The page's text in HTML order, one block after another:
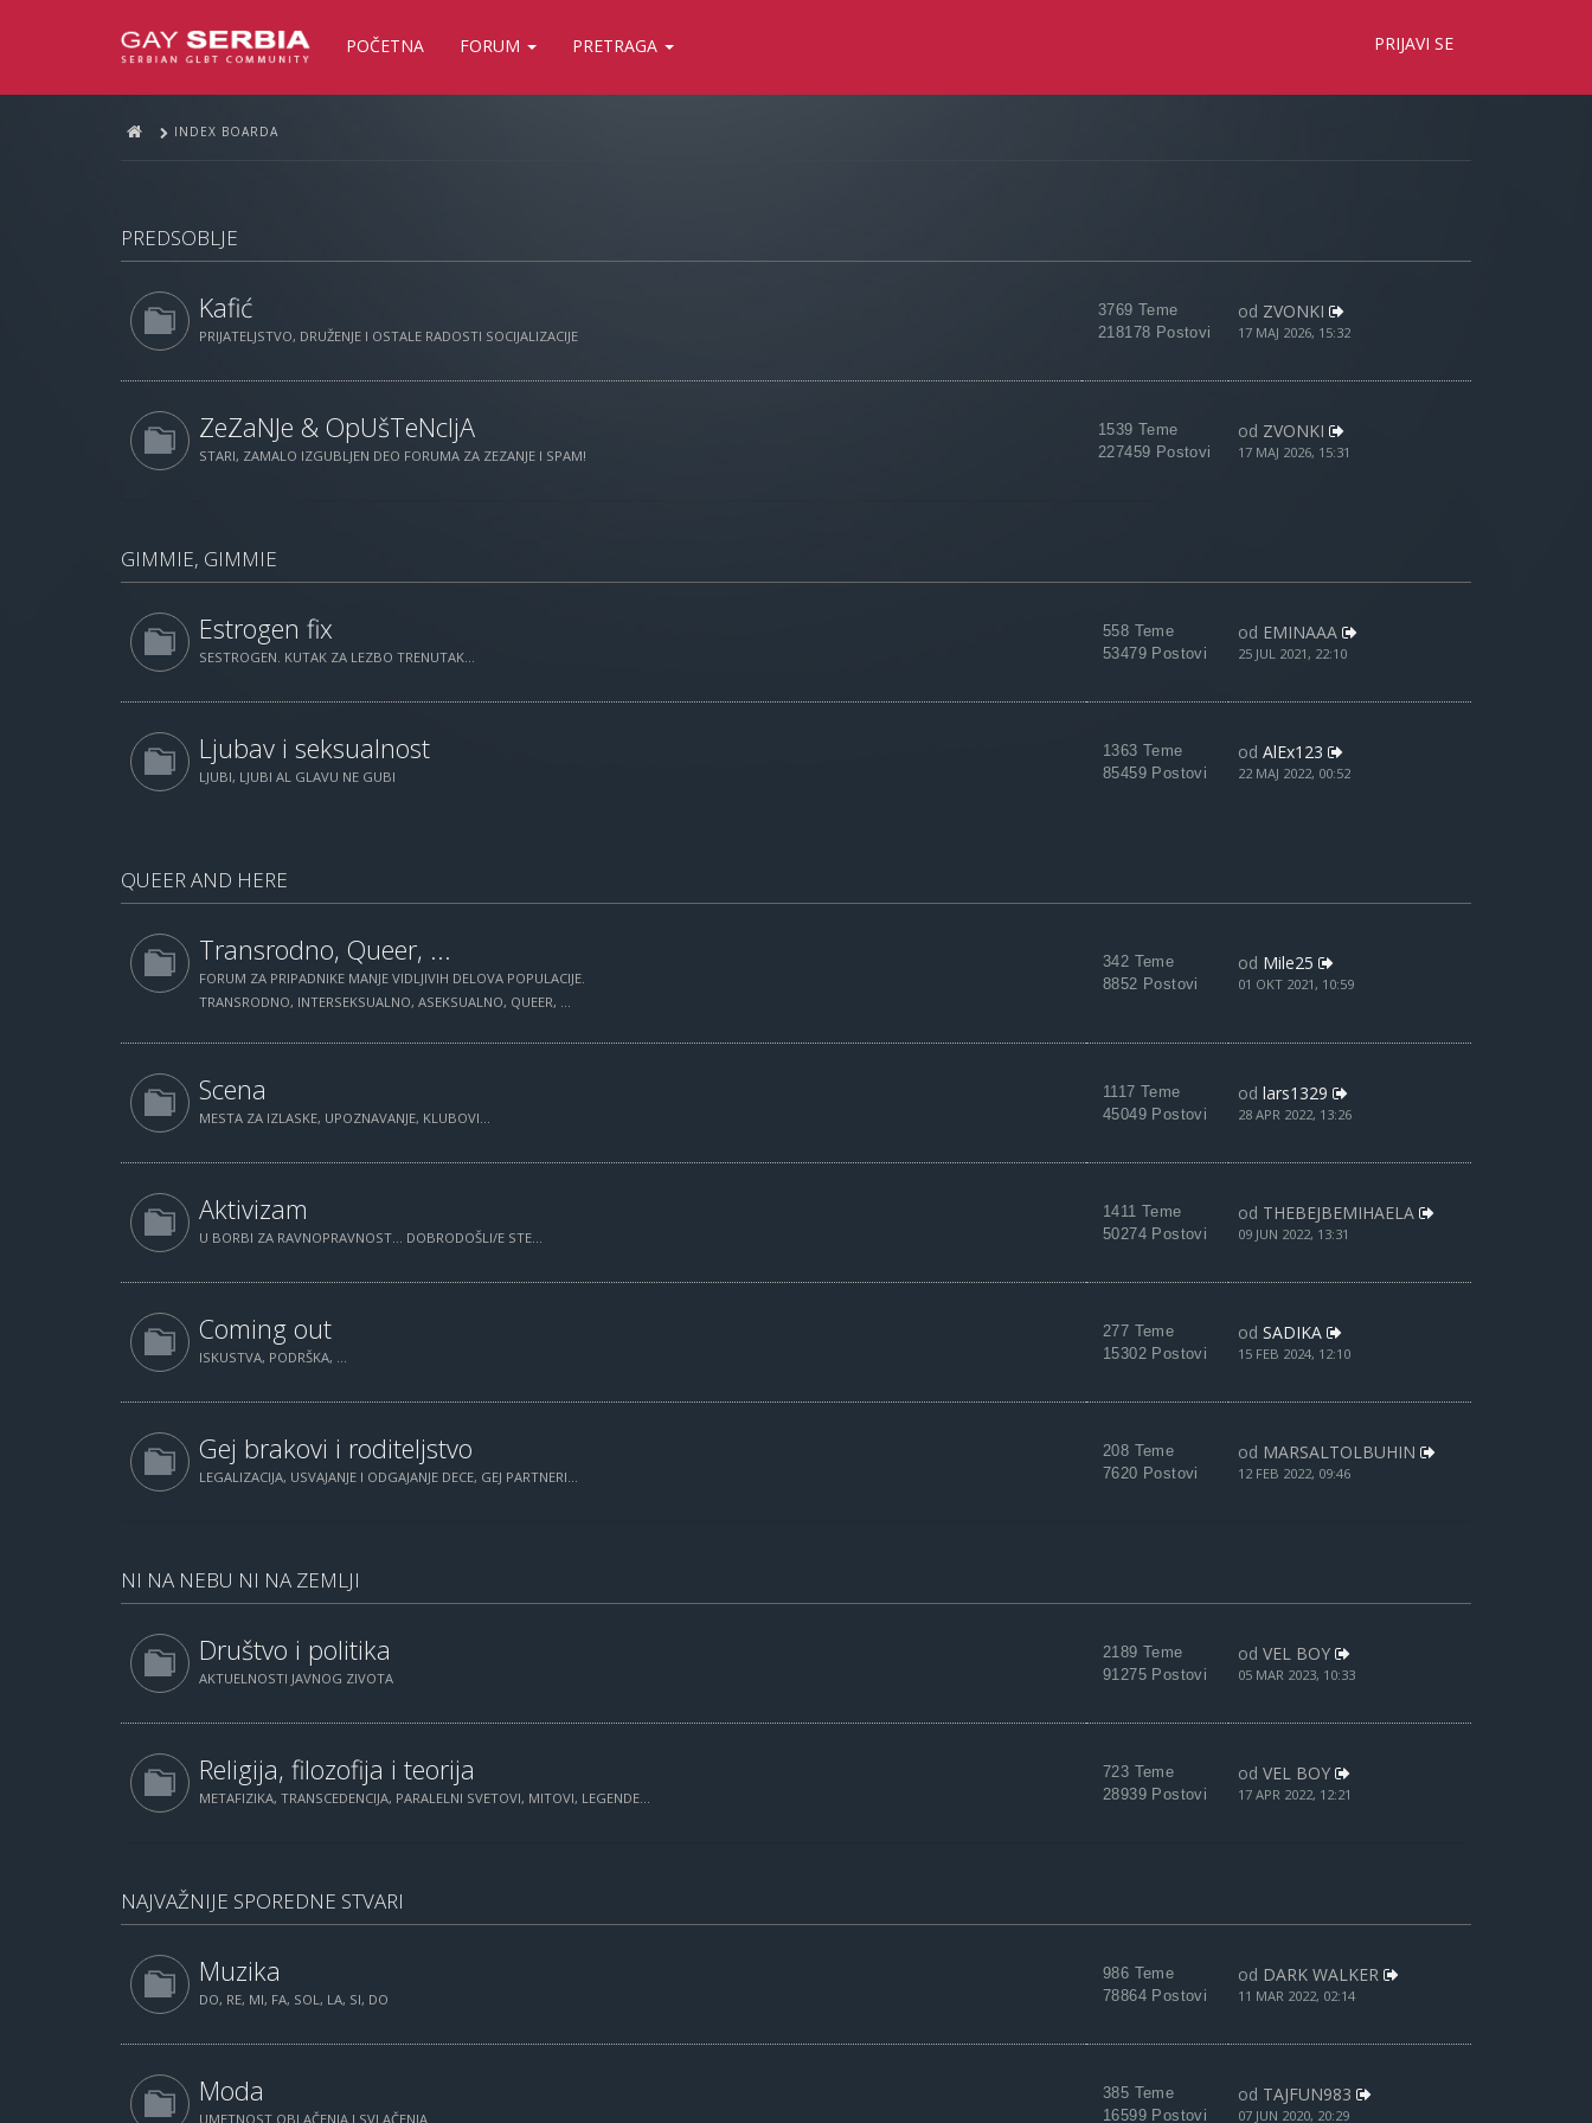
POČETNA FORUM PRETRAGA PRIJAVI SE
INDEX BOARDA
PREDSOBLJE
Kafić
PRIJATELJSTVO, DRUŽENJE I OSTALE RADOSTI SOCIJALIZACIJE
3769 Teme
218178 Postovi
od ZVONKI
17 MAJ 2026, 15:32
ZeZaNJe & OpUšTeNcIjA
STARI, ZAMALO IZGUBLJEN DEO FORUMA ZA ZEZANJE I SPAM!
1539 Teme
227459 Postovi
od ZVONKI
17 MAJ 2026, 15:31
GIMMIE, GIMMIE
Estrogen fix
SESTROGEN. KUTAK ZA LEZBO TRENUTAK...
558 Teme
53479 Postovi
od EMINAAA
25 JUL 2021, 22:10
Ljubav i seksualnost
LJUBI, LJUBI AL GLAVU NE GUBI
1363 Teme
85459 Postovi
od AlEx123
22 MAJ 2022, 00:52
QUEER AND HERE
Transrodno, Queer, ...
FORUM ZA PRIPADNIKE MANJE VIDLJIVIH DELOVA POPULACIJE.
TRANSRODNO, INTERSEKSUALNO, ASEKSUALNO, QUEER, ...
342 Teme
8852 Postovi
od Mile25
01 OKT 2021, 10:59
Scena
MESTA ZA IZLASKE, UPOZNAVANJE, KLUBOVI...
1117 Teme
45049 Postovi
od lars1329
28 APR 2022, 13:26
Aktivizam
U BORBI ZA RAVNOPRAVNOST... DOBRODOŠLI/E STE...
1411 Teme
50274 Postovi
od THEBEJBEMIHAELA
09 JUN 2022, 13:31
Coming out
ISKUSTVA, PODRŠKA, ...
277 Teme
15302 Postovi
od SADIKA
15 FEB 2024, 12:10
Gej brakovi i roditeljstvo
LEGALIZACIJA, USVAJANJE I ODGAJANJE DECE, GEJ PARTNERI...
208 Teme
7620 Postovi
od MARSALTOLBUHIN
12 FEB 2022, 09:46
NI NA NEBU NI NA ZEMLJI
Društvo i politika
AKTUELNOSTI JAVNOG ZIVOTA
2189 Teme
91275 Postovi
od VEL BOY
05 MAR 2023, 10:33
Religija, filozofija i teorija
METAFIZIKA, TRANSCEDENCIJA, PARALELNI SVETOVI, MITOVI, LEGENDE...
723 Teme
28939 Postovi
od VEL BOY
17 APR 2022, 12:21
NAJVAŽNIJE SPOREDNE STVARI
Muzika
DO, RE, MI, FA, SOL, LA, SI, DO
986 Teme
78864 Postovi
od DARK WALKER
11 MAR 2022, 02:14
Moda
UMETNOST OBLAČENJA I SVLAČENJA
385 Teme
16599 Postovi
od TAJFUN983
07 JUN 2020, 20:29